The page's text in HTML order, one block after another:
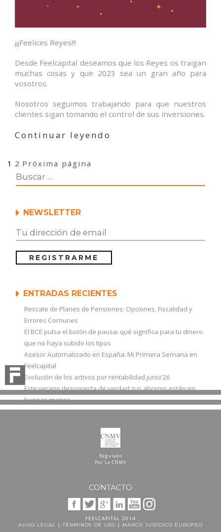
¡¡¡Feelices Reyes!!!
Desde Feelcapital deseamos que los Reyes os traigan
muchas cosas y que 2023 sea un gran año para
vosotros.
Nosotros seguimos trabajando para que nuestros
clientes sigan tomando el control de sus inversiones.
Continuar leyendo
Navegación
de
entradas
Página
1 Página
2 Próxima página
NEWSLETTER
ENTRADAS RECIENTES
Rescate de Planes de Pensiones: Opciones, Fiscalidad y
Errores Comunes
El BCE pulsa el botón de pausa: qué significa para tu dinero
que no haya subido los tipos
Asesor Automatizado en España: Mi Primera Semana en
Feelcapital
Evolución de los activos por rentabilidad junio’26
Este verano desconecta de verdad: tus ahorros están en
buenas manos
Regulado
Por La CNMV
CONTACTO
FEELCAPITAL 2014
AVISO LEGAL | TÉRMINOS DE USO | MARCO JURÍDICO EUROPEO